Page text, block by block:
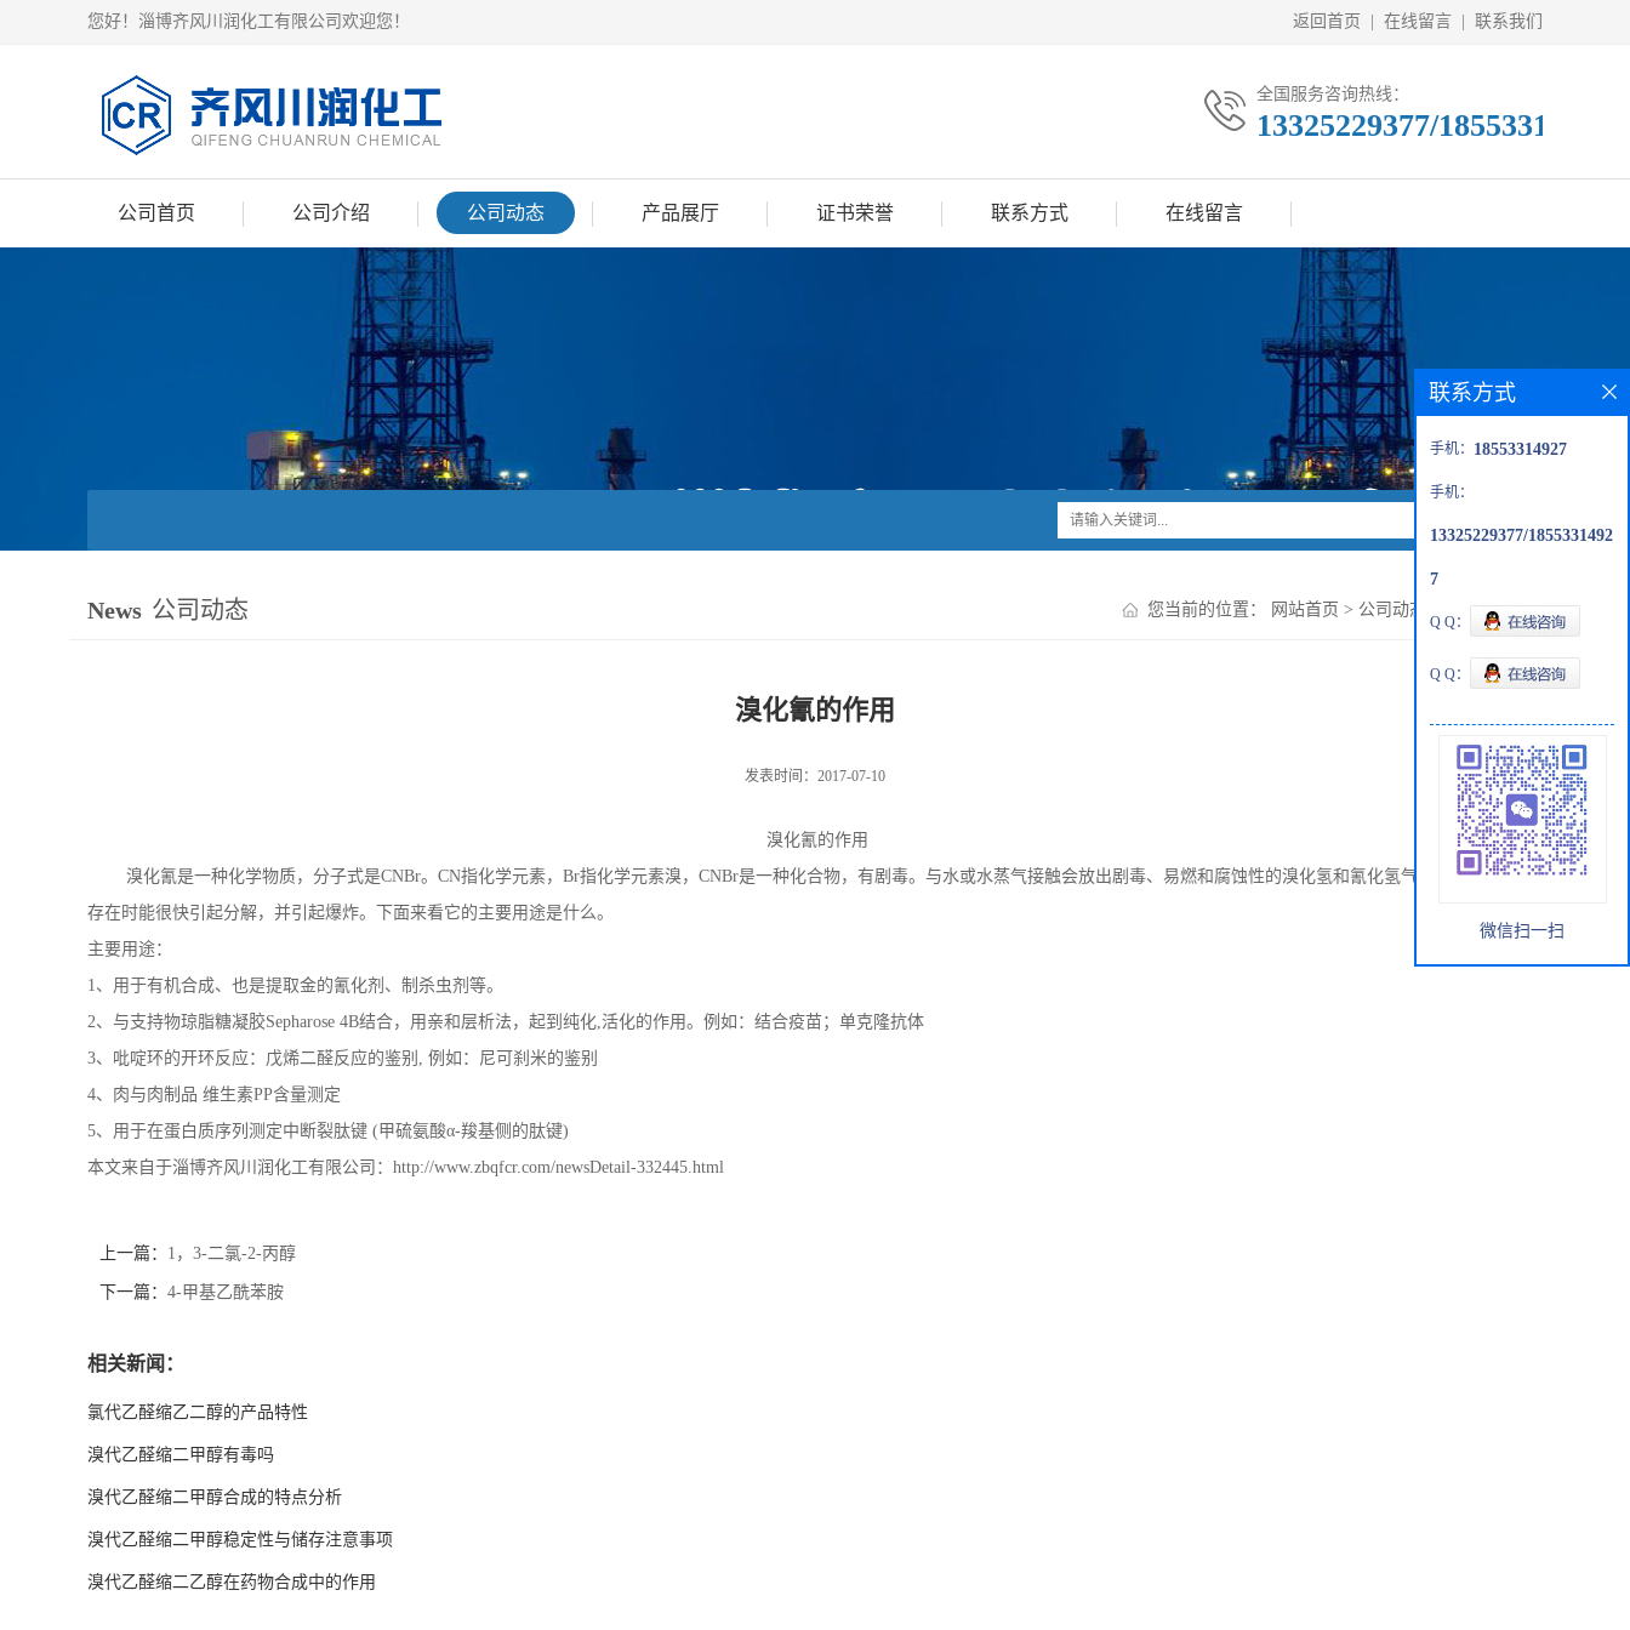
您好！淄博齐风川润化工有限公司欢迎您！ 返回首页 在线留言 联系我们
全国服务咨询热线：
13325229377/18553314927
公司首页 公司介绍 公司动态 产品展厅 证书荣誉 联系方式 在线留言
News 公司动态 您当前的位置： 网站首页 > 公司动态 溴化氰的作用
溴化氰的作用
发表时间：2017-07-10
溴化氰的作用
溴化氰是一种化学物质，分子式是CNBr。CN指化学元素，Br指化学元素溴，CNBr是一种化合物，有剧毒。与水或水蒸气接触会放出剧毒、易燃和腐蚀性的溴化氢和氰化氢气体。有不纯物质
存在时能很快引起分解，并引起爆炸。下面来看它的主要用途是什么。
主要用途：
1、用于有机合成、也是提取金的氰化剂、制杀虫剂等。
2、与支持物琼脂糖凝胶Sepharose 4B结合，用亲和层析法，起到纯化,活化的作用。例如：结合疫苗；单克隆抗体
3、吡啶环的开环反应：戊烯二醛反应的鉴别, 例如：尼可刹米的鉴别
4、肉与肉制品 维生素PP含量测定
5、用于在蛋白质序列测定中断裂肽键 (甲硫氨酸α-羧基侧的肽键)
本文来自于淄博齐风川润化工有限公司：http://www.zbqfcr.com/newsDetail-332445.html
上一篇： 1，3-二氯-2-丙醇
下一篇： 4-甲基乙酰苯胺
相关新闻：
氯代乙醛缩乙二醇的产品特性
溴代乙醛缩二甲醇有毒吗
溴代乙醛缩二甲醇合成的特点分析
溴代乙醛缩二甲醇稳定性与储存注意事项
溴代乙醛缩二乙醇在药物合成中的作用
联系方式
手机： 18553314927
手机：
13325229377/1855331492
7
Q Q：
Q Q：
微信扫一扫